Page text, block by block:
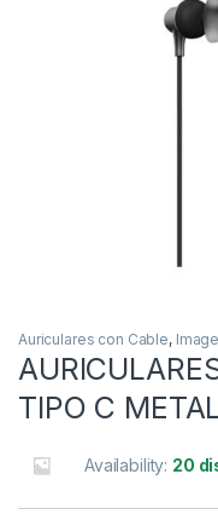
Auriculares con Cable,
TIPO C
Availability: 20